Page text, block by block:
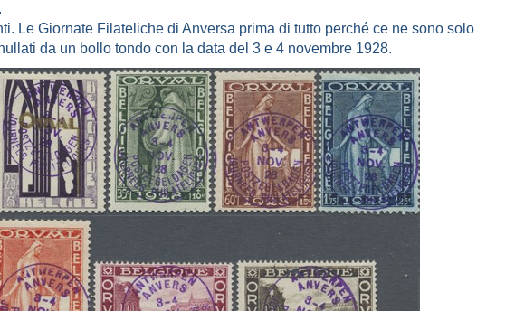
Le Giornate Filateliche di Anversa prima di tutto perché ce ne sono solo
da un bollo tondo con la data del 3 e 4 novembre 1928.